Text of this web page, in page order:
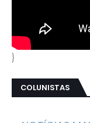
}
COLUNISTAS